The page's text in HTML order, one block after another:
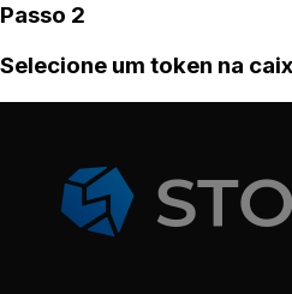
Passo 2
Selecione um token na